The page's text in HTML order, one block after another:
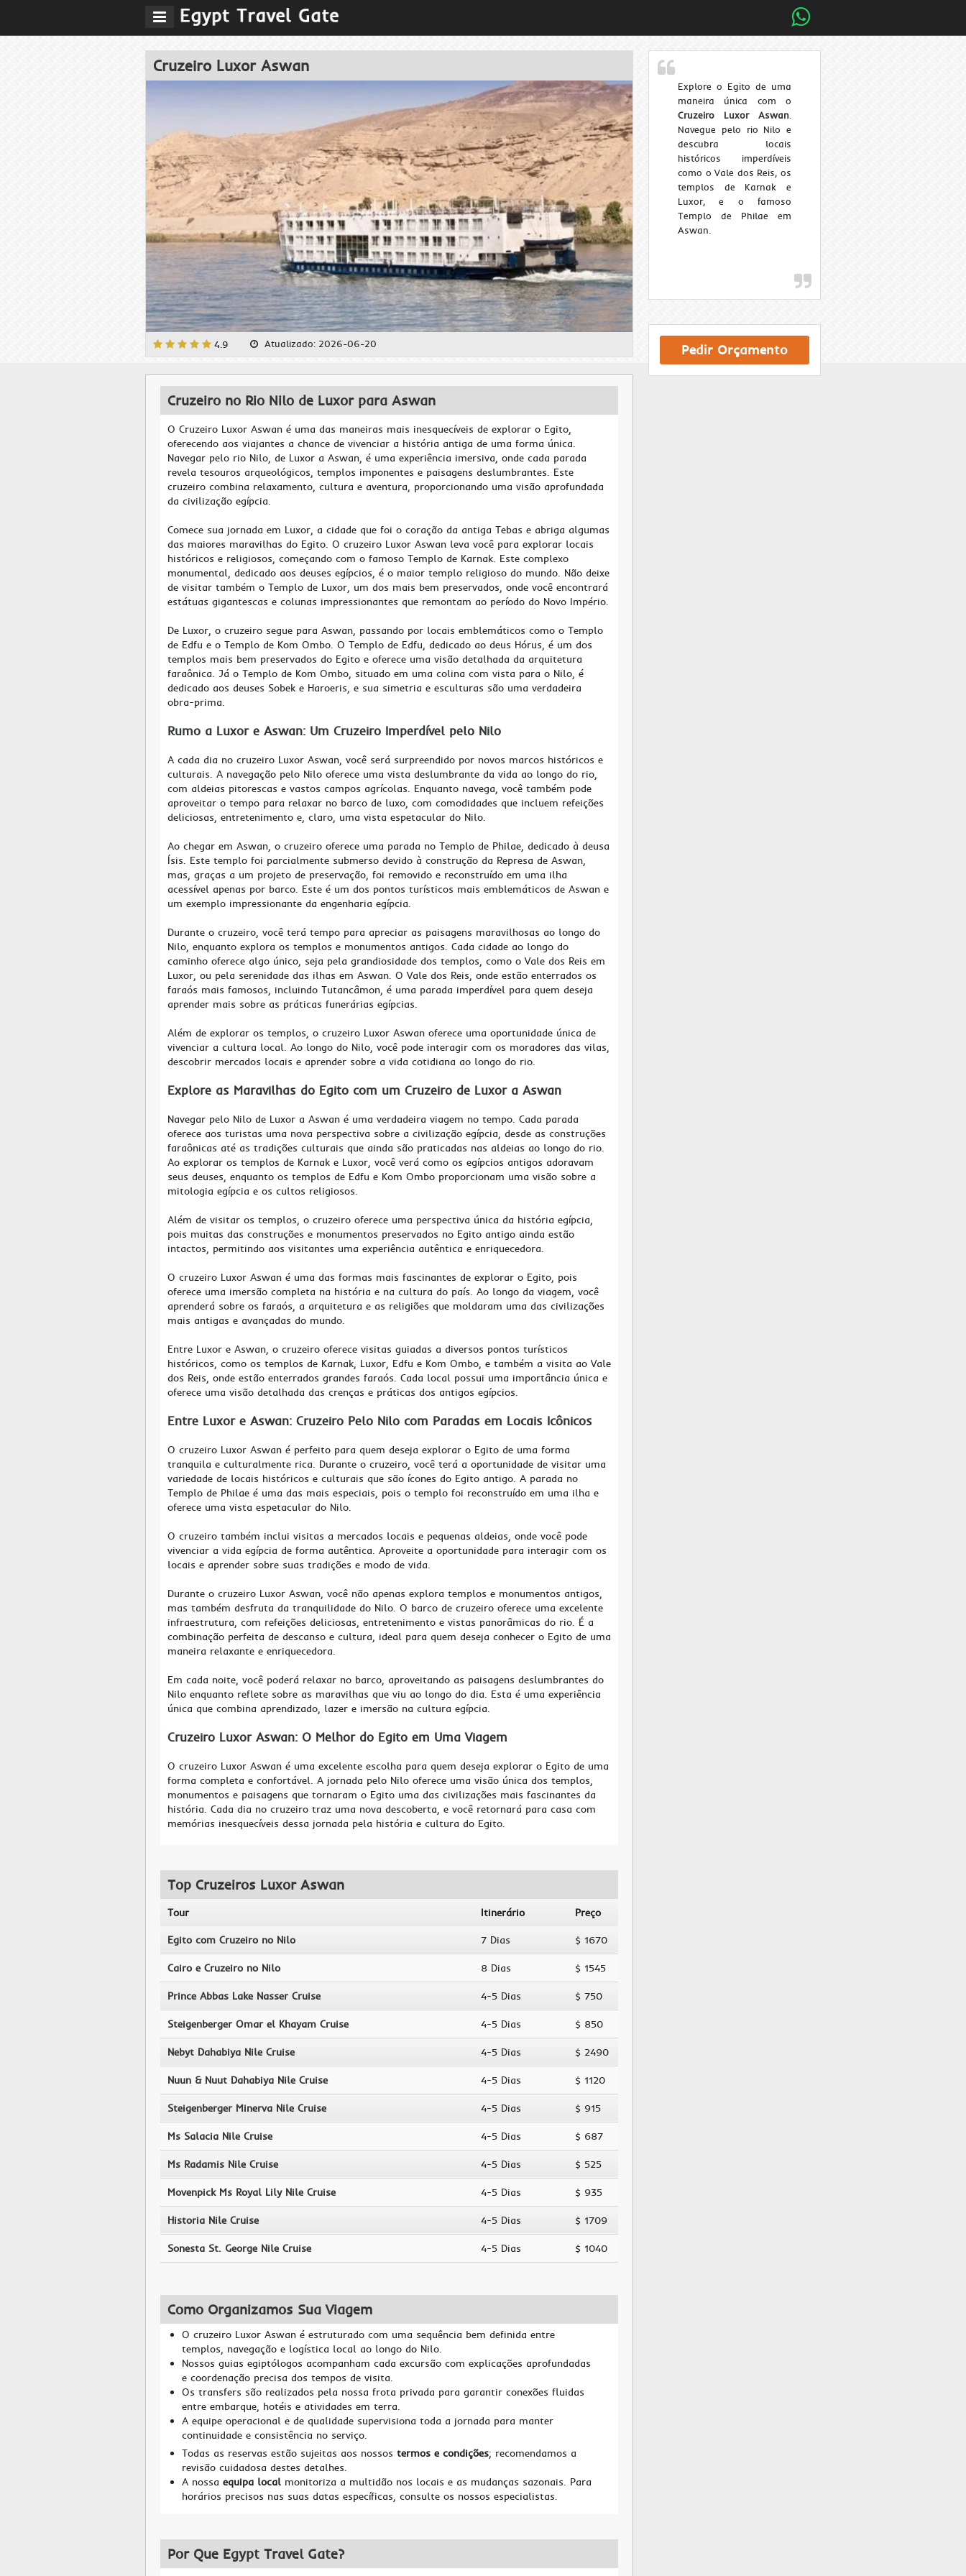
Abrir
menu
navegaÃ§Ã£o
Cruzeiro Luxor Aswan
4.9 Atualizado: 2026-06-20
Explore o Egito de uma
maneira única com o
Cruzeiro Luxor Aswan.
Navegue pelo rio Nilo e
descubra locais
históricos imperdíveis
como o Vale dos Reis, os
templos de Karnak e
Luxor, e o famoso
Templo de Philae em
Aswan.
Cruzeiro no Rio Nilo de Luxor para Aswan
O Cruzeiro Luxor Aswan é uma das maneiras mais inesquecíveis de explorar o Egito,
oferecendo aos viajantes a chance de vivenciar a história antiga de uma forma única.
Navegar pelo rio Nilo, de Luxor a Aswan, é uma experiência imersiva, onde cada parada
revela tesouros arqueológicos, templos imponentes e paisagens deslumbrantes. Este
cruzeiro combina relaxamento, cultura e aventura, proporcionando uma visão aprofundada
da civilização egípcia.
Comece sua jornada em Luxor, a cidade que foi o coração da antiga Tebas e abriga algumas
das maiores maravilhas do Egito. O cruzeiro Luxor Aswan leva você para explorar locais
históricos e religiosos, começando com o famoso Templo de Karnak. Este complexo
monumental, dedicado aos deuses egípcios, é o maior templo religioso do mundo. Não deixe
de visitar também o Templo de Luxor, um dos mais bem preservados, onde você encontrará
estátuas gigantescas e colunas impressionantes que remontam ao período do Novo Império.
De Luxor, o cruzeiro segue para Aswan, passando por locais emblemáticos como o Templo
de Edfu e o Templo de Kom Ombo. O Templo de Edfu, dedicado ao deus Hórus, é um dos
templos mais bem preservados do Egito e oferece uma visão detalhada da arquitetura
faraônica. Já o Templo de Kom Ombo, situado em uma colina com vista para o Nilo, é
dedicado aos deuses Sobek e Haroeris, e sua simetria e esculturas são uma verdadeira
obra-prima.
Rumo a Luxor e Aswan: Um Cruzeiro Imperdível pelo Nilo
A cada dia no cruzeiro Luxor Aswan, você será surpreendido por novos marcos históricos e
culturais. A navegação pelo Nilo oferece uma vista deslumbrante da vida ao longo do rio,
com aldeias pitorescas e vastos campos agrícolas. Enquanto navega, você também pode
aproveitar o tempo para relaxar no barco de luxo, com comodidades que incluem refeições
deliciosas, entretenimento e, claro, uma vista espetacular do Nilo.
Ao chegar em Aswan, o cruzeiro oferece uma parada no Templo de Philae, dedicado à deusa
Ísis. Este templo foi parcialmente submerso devido à construção da Represa de Aswan,
mas, graças a um projeto de preservação, foi removido e reconstruído em uma ilha
acessível apenas por barco. Este é um dos pontos turísticos mais emblemáticos de Aswan e
um exemplo impressionante da engenharia egípcia.
Durante o cruzeiro, você terá tempo para apreciar as paisagens maravilhosas ao longo do
Nilo, enquanto explora os templos e monumentos antigos. Cada cidade ao longo do
caminho oferece algo único, seja pela grandiosidade dos templos, como o Vale dos Reis em
Luxor, ou pela serenidade das ilhas em Aswan. O Vale dos Reis, onde estão enterrados os
faraós mais famosos, incluindo Tutancâmon, é uma parada imperdível para quem deseja
aprender mais sobre as práticas funerárias egípcias.
Além de explorar os templos, o cruzeiro Luxor Aswan oferece uma oportunidade única de
vivenciar a cultura local. Ao longo do Nilo, você pode interagir com os moradores das vilas,
descobrir mercados locais e aprender sobre a vida cotidiana ao longo do rio.
Explore as Maravilhas do Egito com um Cruzeiro de Luxor a Aswan
Navegar pelo Nilo de Luxor a Aswan é uma verdadeira viagem no tempo. Cada parada
oferece aos turistas uma nova perspectiva sobre a civilização egípcia, desde as construções
faraônicas até as tradições culturais que ainda são praticadas nas aldeias ao longo do rio.
Ao explorar os templos de Karnak e Luxor, você verá como os egípcios antigos adoravam
seus deuses, enquanto os templos de Edfu e Kom Ombo proporcionam uma visão sobre a
mitologia egípcia e os cultos religiosos.
Além de visitar os templos, o cruzeiro oferece uma perspectiva única da história egípcia,
pois muitas das construções e monumentos preservados no Egito antigo ainda estão
intactos, permitindo aos visitantes uma experiência autêntica e enriquecedora.
O cruzeiro Luxor Aswan é uma das formas mais fascinantes de explorar o Egito, pois
oferece uma imersão completa na história e na cultura do país. Ao longo da viagem, você
aprenderá sobre os faraós, a arquitetura e as religiões que moldaram uma das civilizações
mais antigas e avançadas do mundo.
Entre Luxor e Aswan, o cruzeiro oferece visitas guiadas a diversos pontos turísticos
históricos, como os templos de Karnak, Luxor, Edfu e Kom Ombo, e também a visita ao Vale
dos Reis, onde estão enterrados grandes faraós. Cada local possui uma importância única e
oferece uma visão detalhada das crenças e práticas dos antigos egípcios.
Entre Luxor e Aswan: Cruzeiro Pelo Nilo com Paradas em Locais Icônicos
O cruzeiro Luxor Aswan é perfeito para quem deseja explorar o Egito de uma forma
tranquila e culturalmente rica. Durante o cruzeiro, você terá a oportunidade de visitar uma
variedade de locais históricos e culturais que são ícones do Egito antigo. A parada no
Templo de Philae é uma das mais especiais, pois o templo foi reconstruído em uma ilha e
oferece uma vista espetacular do Nilo.
O cruzeiro também inclui visitas a mercados locais e pequenas aldeias, onde você pode
vivenciar a vida egípcia de forma autêntica. Aproveite a oportunidade para interagir com os
locais e aprender sobre suas tradições e modo de vida.
Durante o cruzeiro Luxor Aswan, você não apenas explora templos e monumentos antigos,
mas também desfruta da tranquilidade do Nilo. O barco de cruzeiro oferece uma excelente
infraestrutura, com refeições deliciosas, entretenimento e vistas panorâmicas do rio. É a
combinação perfeita de descanso e cultura, ideal para quem deseja conhecer o Egito de uma
maneira relaxante e enriquecedora.
Em cada noite, você poderá relaxar no barco, aproveitando as paisagens deslumbrantes do
Nilo enquanto reflete sobre as maravilhas que viu ao longo do dia. Esta é uma experiência
única que combina aprendizado, lazer e imersão na cultura egípcia.
Cruzeiro Luxor Aswan: O Melhor do Egito em Uma Viagem
O cruzeiro Luxor Aswan é uma excelente escolha para quem deseja explorar o Egito de uma
forma completa e confortável. A jornada pelo Nilo oferece uma visão única dos templos,
monumentos e paisagens que tornaram o Egito uma das civilizações mais fascinantes da
história. Cada dia no cruzeiro traz uma nova descoberta, e você retornará para casa com
memórias inesquecíveis dessa jornada pela história e cultura do Egito.
Top Cruzeiros Luxor Aswan
Tour Itinerário Preço
Egito com Cruzeiro no Nilo 7 Dias $ 1670
Cairo e Cruzeiro no Nilo 8 Dias $ 1545
Prince Abbas Lake Nasser Cruise 4-5 Dias $ 750
Steigenberger Omar el Khayam Cruise 4-5 Dias $ 850
Nebyt Dahabiya Nile Cruise 4-5 Dias $ 2490
Nuun & Nuut Dahabiya Nile Cruise 4-5 Dias $ 1120
Steigenberger Minerva Nile Cruise 4-5 Dias $ 915
Ms Salacia Nile Cruise 4-5 Dias $ 687
Ms Radamis Nile Cruise 4-5 Dias $ 525
Movenpick Ms Royal Lily Nile Cruise 4-5 Dias $ 935
Historia Nile Cruise 4-5 Dias $ 1709
Sonesta St. George Nile Cruise 4-5 Dias $ 1040
Como Organizamos Sua Viagem
O cruzeiro Luxor Aswan é estruturado com uma sequência bem definida entre
templos, navegação e logística local ao longo do Nilo.
Nossos guias egiptólogos acompanham cada excursão com explicações aprofundadas
e coordenação precisa dos tempos de visita.
Os transfers são realizados pela nossa frota privada para garantir conexões fluidas
entre embarque, hotéis e atividades em terra.
A equipe operacional e de qualidade supervisiona toda a jornada para manter
continuidade e consistência no serviço.
Todas as reservas estão sujeitas aos nossos termos e condições; recomendamos a
revisão cuidadosa destes detalhes.
A nossa equipa local monitoriza a multidão nos locais e as mudanças sazonais. Para
horários precisos nas suas datas específicas, consulte os nossos especialistas.
Por Que Egypt Travel Gate?
Pedir Orçamento